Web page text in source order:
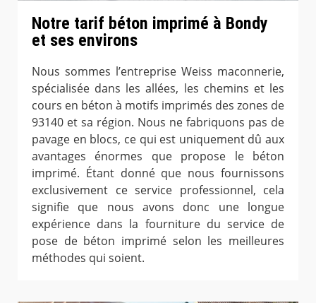
Notre tarif béton imprimé à Bondy
et ses environs
Nous sommes l’entreprise Weiss maconnerie,
spécialisée dans les allées, les chemins et les
cours en béton à motifs imprimés des zones de
93140 et sa région. Nous ne fabriquons pas de
pavage en blocs, ce qui est uniquement dû aux
avantages énormes que propose le béton
imprimé. Étant donné que nous fournissons
exclusivement ce service professionnel, cela
signifie que nous avons donc une longue
expérience dans la fourniture du service de
pose de béton imprimé selon les meilleures
méthodes qui soient.